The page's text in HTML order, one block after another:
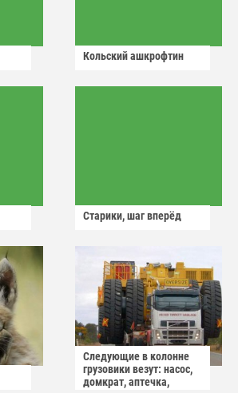
Кольский ашкрофтин
Старики, шаг вперёд
Следующие в колонне
грузовики везут: насос,
домкрат, аптечка,